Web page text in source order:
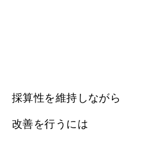
採算性を維持しながら
改善を行うには